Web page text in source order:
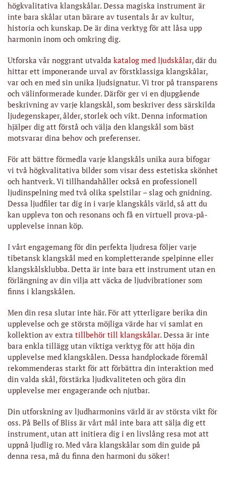
högkvalitativa klangskålar. Dessa magiska instrument är
inte bara skålar utan bärare av tusentals år av kultur,
historia och kunskap. De är dina verktyg för att låsa upp
harmonin inom och omkring dig.
Utforska vår noggrant utvalda katalog med ljudskålar, där du
hittar ett imponerande urval av förstklassiga klangskålar,
var och en med sin unika ljudsignatur. Vi tror på transparens
och välinformerade kunder. Därför ger vi en djupgående
beskrivning av varje klangskål, som beskriver dess särskilda
ljudegenskaper, ålder, storlek och vikt. Denna information
hjälper dig att förstå och välja den klangskål som bäst
motsvarar dina behov och preferenser.
För att bättre förmedla varje klangskåls unika aura bifogar
vi två högkvalitativa bilder som visar dess estetiska skönhet
och hantverk. Vi tillhandahåller också en professionell
ljudinspelning med två olika spelstilar – slag och gnidning.
Dessa ljudfiler tar dig in i varje klangskåls värld, så att du
kan uppleva ton och resonans och få en virtuell prova-på-
upplevelse innan köp.
I vårt engagemang för din perfekta ljudresa följer varje
tibetansk klangskål med en kompletterande spelpinne eller
klangskålsklubba. Detta är inte bara ett instrument utan en
förlängning av din vilja att väcka de ljudvibrationer som
finns i klangskålen.
Men din resa slutar inte här. För att ytterligare berika din
upplevelse och ge största möjliga värde har vi samlat en
kollektion av extra tillbehör till klangskålar. Dessa är inte
bara enkla tillägg utan viktiga verktyg för att höja din
upplevelse med klangskålen. Dessa handplockade föremål
rekommenderas starkt för att förbättra din interaktion med
din valda skål, förstärka ljudkvaliteten och göra din
upplevelse mer engagerande och njutbar.
Din utforskning av ljudharmonins värld är av största vikt för
oss. På Bells of Bliss är vårt mål inte bara att sälja dig ett
instrument, utan att initiera dig i en livslång resa mot att
uppnå ljudlig ro. Med våra klangskålar som din guide på
denna resa, må du finna den harmoni du söker!